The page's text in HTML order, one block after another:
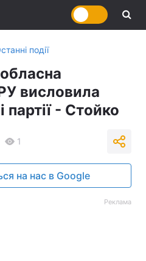
події
висловила
партії - Стойко
1
на нас в Google
Реклама